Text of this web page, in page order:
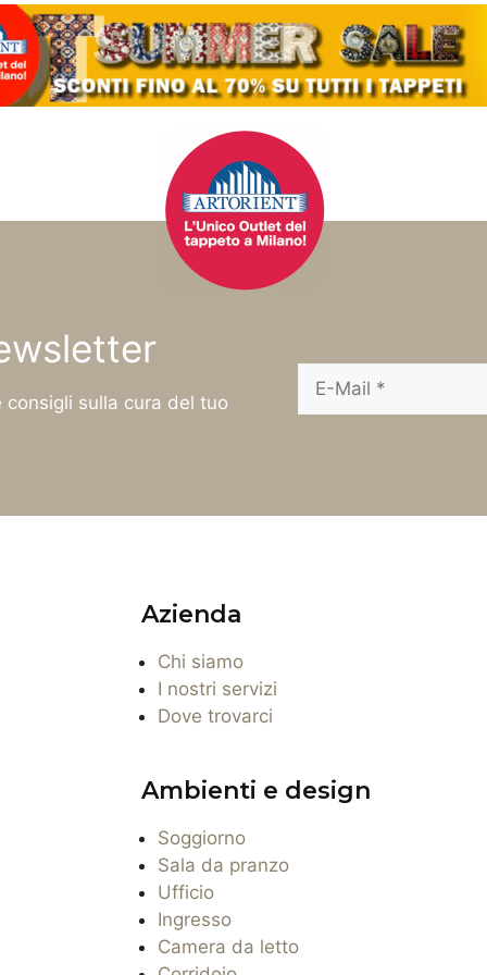
sulla cura del tuo
Azienda
Chi siamo
I nostri servizi
Dove trovarci
Ambienti e design
Soggiorno
Sala da pranzo
Ufficio
Ingresso
Camera da letto